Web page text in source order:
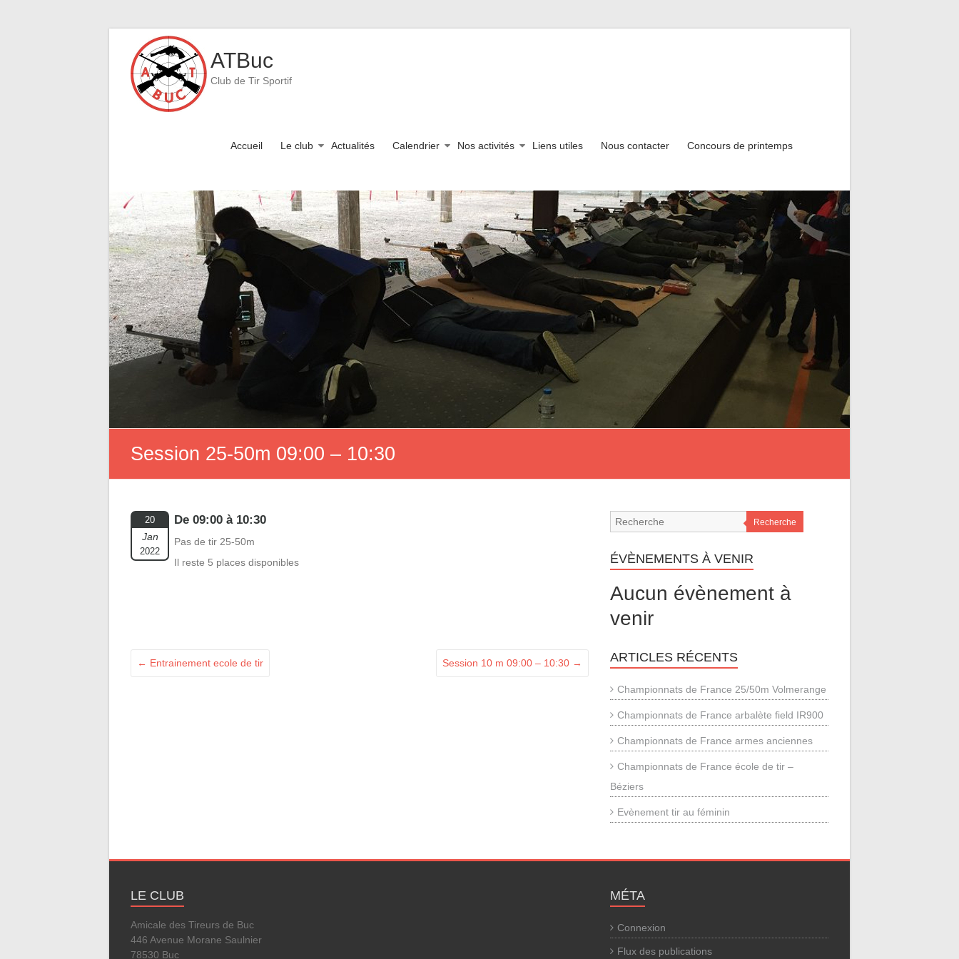
content
ATBuc
Club de Tir Sportif
Accueil Le club Actualités Calendrier Nos activités Liens utiles Nous contacter Concours de printemps
Session 25-50m 09:00 – 10:30
20
Jan
2022
De 09:00 à 10:30
Pas de tir 25-50m
Il reste 5 places disponibles
← Entrainement ecole de tir Session 10 m 09:00 – 10:30 →
Recherche
ÉVÈNEMENTS À VENIR
Aucun évènement à
venir
ARTICLES RÉCENTS
Championnats de France 25/50m Volmerange
Championnats de France arbalète field IR900
Championnats de France armes anciennes
Championnats de France école de tir –
Béziers
Evènement tir au féminin
LE CLUB
Amicale des Tireurs de Buc
446 Avenue Morane Saulnier
78530 Buc
MÉTA
Connexion
Flux des publications